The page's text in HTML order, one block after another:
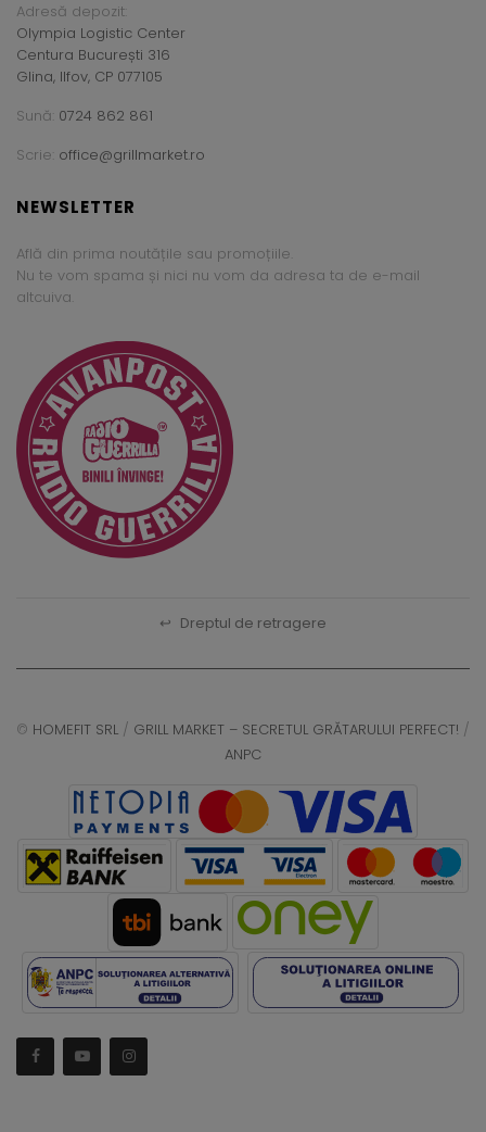
Adresă depozit:
Olympia Logistic Center
Centura București 316
Glina, Ilfov, CP 077105
Sună: 0724 862 861
Scrie: office@grillmarket.ro
NEWSLETTER
Află din prima noutățile sau promoțiile.
Nu te vom spama și nici nu vom da adresa ta de e-mail
altcuiva.
↩ Dreptul de retragere
© HOMEFIT SRL / GRILL MARKET – SECRETUL GRĂTARULUI PERFECT! /
ANPC